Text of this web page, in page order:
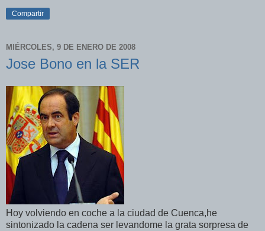
Compartir
MIÉRCOLES, 9 DE ENERO DE 2008
Jose Bono en la SER
Hoy volviendo en coche a la ciudad de Cuenca,he
sintonizado la cadena ser levandome la grata sorpresa de